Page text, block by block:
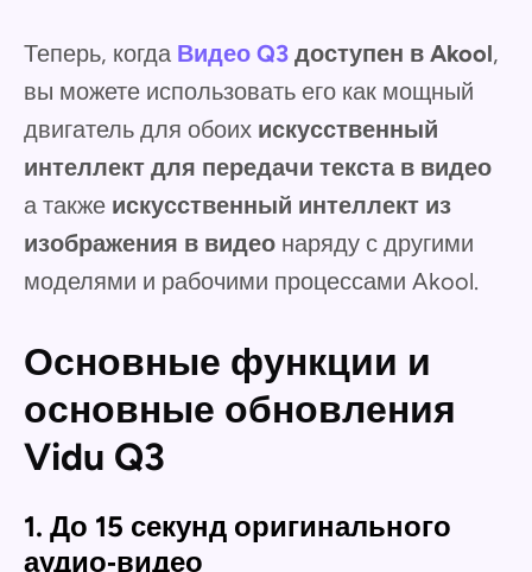
Теперь, когда Видео Q3 доступен в Akool,
вы можете использовать его как мощный
двигатель для обоих искусственный
интеллект для передачи текста в видео
а также искусственный интеллект из
изображения в видео наряду с другими
моделями и рабочими процессами Akool.
Основные функции и
основные обновления
Vidu Q3
1. До 15 секунд оригинального
аудио‑видео